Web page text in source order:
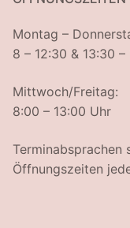
Montag –
8 – 12:30 & 13:30 –
Mittwoch/Freitag:
8:00 – 13:00 Uhr
Terminabsprachen
Öffnungszeiten